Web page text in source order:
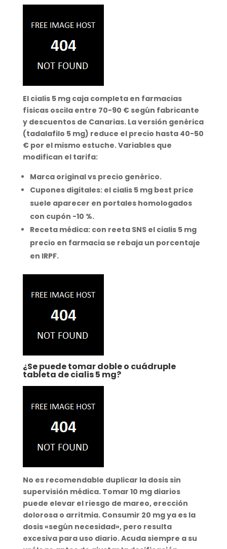
El cialis 5 mg caja completaen farmacias
físicas oscila entre 70-90 €según fabricante
y descuentos de Canarias. La versión genérica
(tadalafilo 5 mg) reduce el precio hasta 40-50
€por el mismo estuche. Variables que
modifican el tarifa:
Marca original vs precio genérico.
Cupones digitales: el cialis 5 mg best price
suele aparecer en portales homologados
con cupón -10 %.
Receta médica: con reeta SNS el cialis 5 mg
precio en farmaciase rebaja un porcentaje
en IRPF.
¿Se puede tomar doble o cuádruple
tableta de cialis 5 mg?
No es recomendable duplicar la dosis sin
supervisión médica.Tomar 10 mg diarios
puede elevar el riesgo de mareo, erección
dolorosa o arritmia. Consumir 20 mgya es la
dosis «según necesidad», pero resulta
excesivapara uso diario. Acuda siempre a su